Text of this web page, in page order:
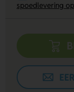
spoedlevering